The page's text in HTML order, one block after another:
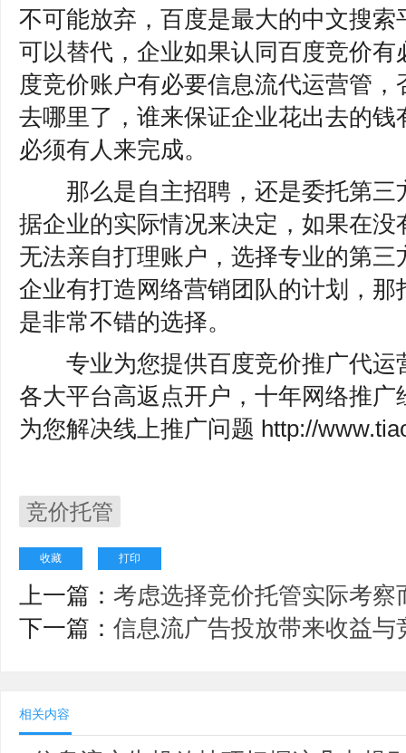
不可能放弃，百度是最大的中文搜
可以替代，企业如果认同百度竞价
度竞价账户有必要信息流代运营管
去哪里了，谁来保证企业花出去的
必须有人来完成。
那么是自主招聘，还是委托第三
据企业的实际情况来决定，如果在
无法亲自打理账户，选择专业的第
企业有打造网络营销团队的计划，
是非常不错的选择。
专业为您提供百度竞价推广代运
各大平台高返点开户，十年网络推
为您解决线上推广问题 http://
竞价托管
收藏 打印
上一篇： 考虑选择竞价托管实际考察
下一篇： 信息流广告投放带来收益与
相关内容